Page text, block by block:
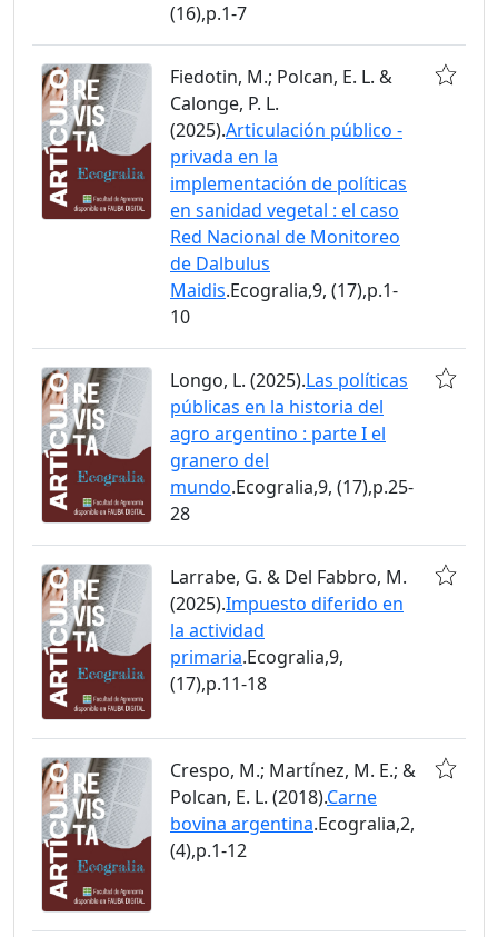
(16),p.1-7
Fiedotin, M.; Polcan, E. L. &
Calonge, P. L.
(2025).Articulación público -
privada en la
implementación de políticas
en sanidad vegetal : el caso
Red Nacional de Monitoreo
de Dalbulus
Maidis.Ecogralia,9, (17),p.1-
10
Longo, L. (2025).Las políticas
públicas en la historia del
agro argentino : parte I el
granero del
mundo.Ecogralia,9, (17),p.25-
28
Larrabe, G. & Del Fabbro, M.
(2025).Impuesto diferido en
la actividad
primaria.Ecogralia,9,
(17),p.11-18
Crespo, M.; Martínez, M. E.; &
Polcan, E. L. (2018).Carne
bovina argentina.Ecogralia,2,
(4),p.1-12